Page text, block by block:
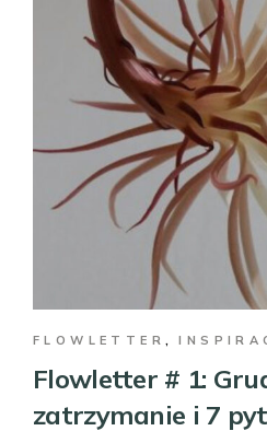
FLOWLETTER
Flowletter # 1:
zatrzymanie i 7